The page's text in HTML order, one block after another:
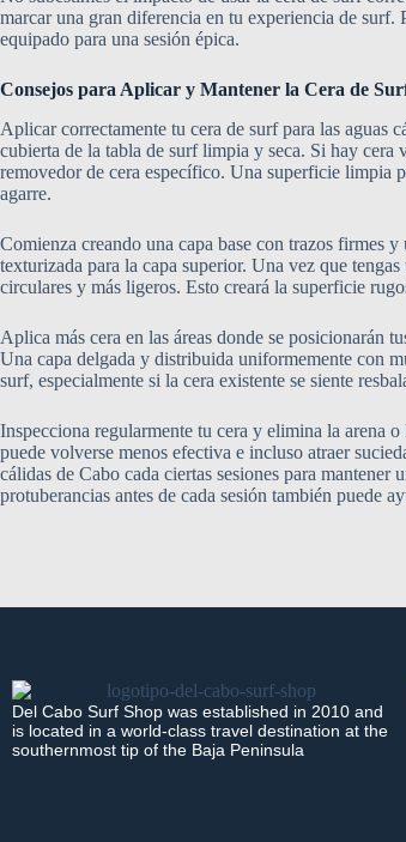
marcar una gran diferencia en tu experiencia de surf.
equipado para una sesión épica.
Consejos para Aplicar y Mantener la Cera de
Aplicar correctamente tu cera de surf para las aguas
cubierta de la tabla de surf limpia y seca. Si hay cera
removedor de cera específico. Una superficie limpia
agarre.
Comienza creando una capa base con trazos firmes
texturizada para la capa superior. Una vez que
circulares y más ligeros. Esto creará la superficie
Aplica más cera en las áreas donde se posicionarán
Una capa delgada y distribuida uniformemente con
surf, especialmente si la cera existente se siente
Inspecciona regularmente tu cera y elimina la arena
puede volverse menos efectiva e incluso atraer
cálidas de Cabo cada ciertas sesiones para
protuberancias antes de cada sesión también puede
Del Cabo Surf Shop was established in 2010 and
is located in a world-class travel destination at the
southernmost tip of the Baja Peninsula